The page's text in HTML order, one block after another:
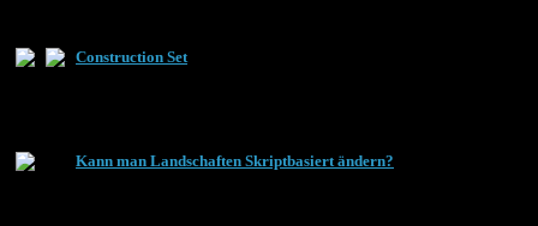
Construction Set
Kann man Landschaften Skriptbasiert ändern?